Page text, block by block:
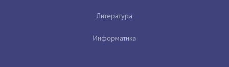
Литература
Информатика